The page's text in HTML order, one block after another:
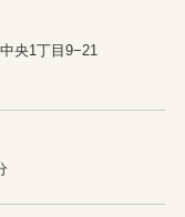
央1丁目9−21